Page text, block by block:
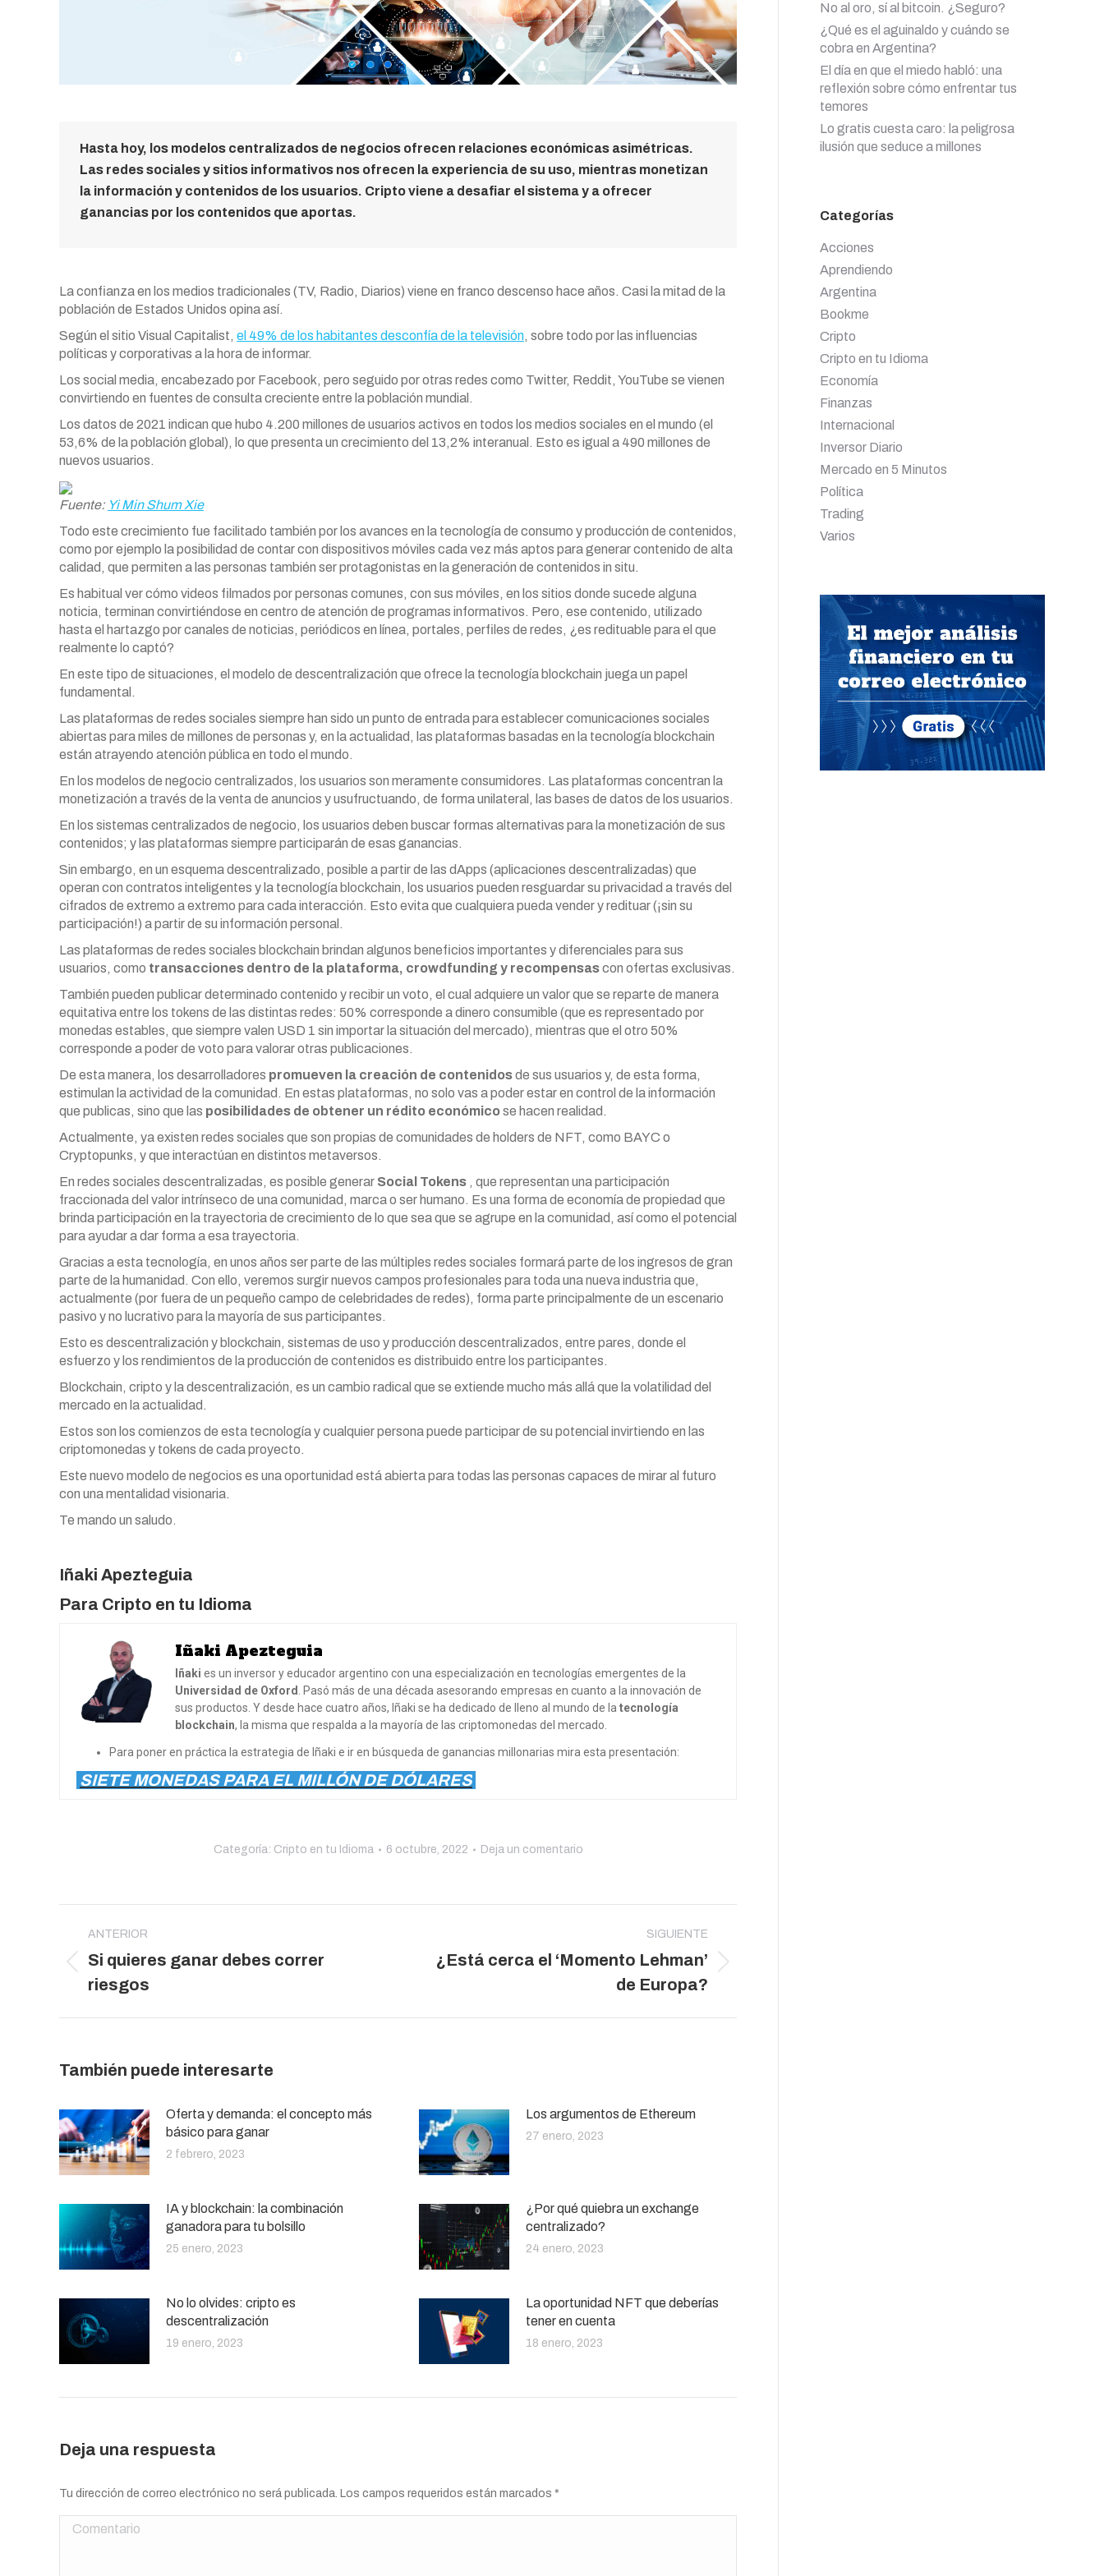
Hasta hoy, los modelos centralizados de negocios ofrecen relaciones económicas asimétricas.
Las redes sociales y sitios informativos nos ofrecen la experiencia de su uso, mientras monetizan
la información y contenidos de los usuarios. Cripto viene a desafiar el sistema y a ofrecer
ganancias por los contenidos que aportas.
La confianza en los medios tradicionales (TV, Radio, Diarios) viene en franco descenso hace años. Casi la mitad de la
población de Estados Unidos opina así.
Según el sitio Visual Capitalist, el 49% de los habitantes desconfía de la televisión, sobre todo por las influencias
políticas y corporativas a la hora de informar.
Los social media, encabezado por Facebook, pero seguido por otras redes como Twitter, Reddit, YouTube se vienen
convirtiendo en fuentes de consulta creciente entre la población mundial.
Los datos de 2021 indican que hubo 4.200 millones de usuarios activos en todos los medios sociales en el mundo (el
53,6% de la población global), lo que presenta un crecimiento del 13,2% interanual. Esto es igual a 490 millones de
nuevos usuarios.
Fuente: Yi Min Shum Xie
Todo este crecimiento fue facilitado también por los avances en la tecnología de consumo y producción de contenidos,
como por ejemplo la posibilidad de contar con dispositivos móviles cada vez más aptos para generar contenido de alta
calidad, que permiten a las personas también ser protagonistas en la generación de contenidos in situ.
Es habitual ver cómo videos filmados por personas comunes, con sus móviles, en los sitios donde sucede alguna
noticia, terminan convirtiéndose en centro de atención de programas informativos. Pero, ese contenido, utilizado
hasta el hartazgo por canales de noticias, periódicos en línea, portales, perfiles de redes, ¿es redituable para el que
realmente lo captó?
En este tipo de situaciones, el modelo de descentralización que ofrece la tecnología blockchain juega un papel
fundamental.
Las plataformas de redes sociales siempre han sido un punto de entrada para establecer comunicaciones sociales
abiertas para miles de millones de personas y, en la actualidad, las plataformas basadas en la tecnología blockchain
están atrayendo atención pública en todo el mundo.
En los modelos de negocio centralizados, los usuarios son meramente consumidores. Las plataformas concentran la
monetización a través de la venta de anuncios y usufructuando, de forma unilateral, las bases de datos de los usuarios.
En los sistemas centralizados de negocio, los usuarios deben buscar formas alternativas para la monetización de sus
contenidos; y las plataformas siempre participarán de esas ganancias.
Sin embargo, en un esquema descentralizado, posible a partir de las dApps (aplicaciones descentralizadas) que
operan con contratos inteligentes y la tecnología blockchain, los usuarios pueden resguardar su privacidad a través del
cifrados de extremo a extremo para cada interacción. Esto evita que cualquiera pueda vender y redituar (¡sin su
participación!) a partir de su información personal.
Las plataformas de redes sociales blockchain brindan algunos beneficios importantes y diferenciales para sus
usuarios, como transacciones dentro de la plataforma, crowdfunding y recompensascon ofertas exclusivas.
También pueden publicar determinado contenido y recibir un voto, el cual adquiere un valor que se reparte de manera
equitativa entre los tokens de las distintas redes: 50% corresponde a dinero consumible (que es representado por
monedas estables, que siempre valen USD 1 sin importar la situación del mercado), mientras que el otro 50%
corresponde a poder de voto para valorar otras publicaciones.
De esta manera, los desarrolladores promueven la creación de contenidosde sus usuarios y, de esta forma,
estimulan la actividad de la comunidad. En estas plataformas, no solo vas a poder estar en control de la información
que publicas, sino que las posibilidades de obtener un rédito económicose hacen realidad.
Actualmente, ya existen redes sociales que son propias de comunidades de holders de NFT, como BAYC o
Cryptopunks, y que interactúan en distintos metaversos.
En redes sociales descentralizadas, es posible generar Social Tokens , que representan una participación
fraccionada del valor intrínseco de una comunidad, marca o ser humano. Es una forma de economía de propiedad que
brinda participación en la trayectoria de crecimiento de lo que sea que se agrupe en la comunidad, así como el potencial
para ayudar a dar forma a esa trayectoria.
Gracias a esta tecnología, en unos años ser parte de las múltiples redes sociales formará parte de los ingresos de gran
parte de la humanidad. Con ello, veremos surgir nuevos campos profesionales para toda una nueva industria que,
actualmente (por fuera de un pequeño campo de celebridades de redes), forma parte principalmente de un escenario
pasivo y no lucrativo para la mayoría de sus participantes.
Esto es descentralización y blockchain, sistemas de uso y producción descentralizados, entre pares, donde el
esfuerzo y los rendimientos de la producción de contenidos es distribuido entre los participantes.
Blockchain, cripto y la descentralización, es un cambio radical que se extiende mucho más allá que la volatilidad del
mercado en la actualidad.
Estos son los comienzos de esta tecnología y cualquier persona puede participar de su potencial invirtiendo en las
criptomonedas y tokens de cada proyecto.
Este nuevo modelo de negocios es una oportunidad está abierta para todas las personas capaces de mirar al futuro
con una mentalidad visionaria.
Te mando un saludo.
Iñaki Apezteguia
Para Cripto en tu Idioma
Iñaki Apezteguia
Iñaki es un inversor y educador argentino con una especialización en tecnologías emergentes de la
Universidad de Oxford
. Pasó más de una década asesorando empresas en cuanto a la innovación de
sus productos. Y desde hace cuatro años, Iñaki se ha dedicado de lleno al mundo de la tecnología
blockchain, la misma que respalda a la mayoría de las criptomonedas del mercado.
Para poner en práctica la estrategia de Iñaki e ir en búsqueda de ganancias millonarias mira esta presentación:
SIETE MONEDAS PARA EL MILLÓN DE DÓLARES
Categoría: Cripto en tu Idioma 6 octubre, 2022 Deja un comentario
entre
publicaciones
ANTERIOR
Publicación
anterior:
Si quieres ganar debes correr
riesgos
SIGUIENTE
Publicación
¿Está cerca el ‘Momento Lehman’
de Europa?
También puede interesarte
Oferta y demanda: el concepto más
básico para ganar
2 febrero, 2023
Los argumentos de Ethereum
27 enero, 2023
IA y blockchain: la combinación
ganadora para tu bolsillo
25 enero, 2023
¿Por qué quiebra un exchange
centralizado?
24 enero, 2023
No lo olvides: cripto es
descentralización
19 enero, 2023
La oportunidad NFT que deberías
tener en cuenta
18 enero, 2023
Deja una respuesta
Tu dirección de correo electrónico no será publicada. Los campos requeridos están marcados *
Comentario
No al oro, sí al bitcoin. ¿Seguro?
¿Qué es el aguinaldo y cuándo se
cobra en Argentina?
El día en que el miedo habló: una
reflexión sobre cómo enfrentar tus
temores
Lo gratis cuesta caro: la peligrosa
ilusión que seduce a millones
Categorías
Acciones
Aprendiendo
Argentina
Bookme
Cripto
Cripto en tu Idioma
Economía
Finanzas
Internacional
Inversor Diario
Mercado en 5 Minutos
Política
Trading
Varios